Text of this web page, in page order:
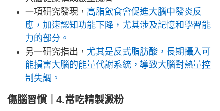
一項研究發現， 高脂飲食會促進大腦中發炎反
應，加速認知功能下降，尤其涉及記憶和學習能
力的部分。
另一研究指出， 尤其是反式脂肪酸，長期攝入可
能損害大腦的能量代謝系統，導致大腦對熱量控
制失調。
傷腦習慣｜4.常吃精製澱粉